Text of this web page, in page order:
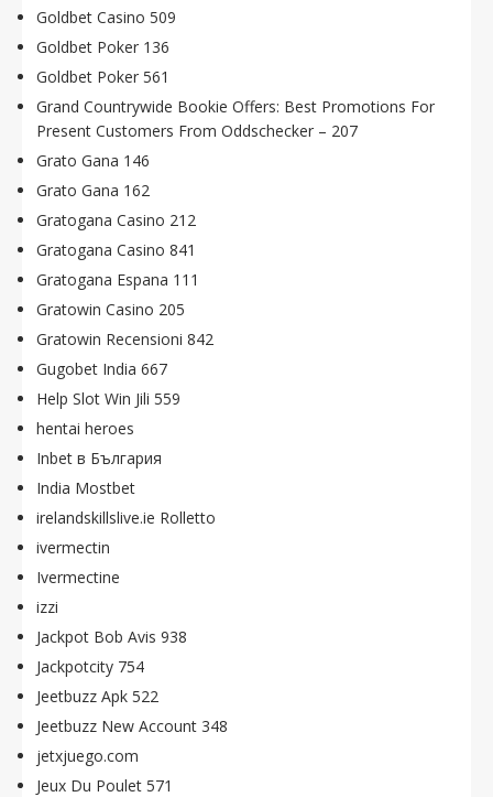
Goldbet Casino 509
Goldbet Poker 136
Goldbet Poker 561
Grand Countrywide Bookie Offers: Best Promotions For
Present Customers From Oddschecker – 207
Grato Gana 146
Grato Gana 162
Gratogana Casino 212
Gratogana Casino 841
Gratogana Espana 111
Gratowin Casino 205
Gratowin Recensioni 842
Gugobet India 667
Help Slot Win Jili 559
hentai heroes
Inbet в България
India Mostbet
irelandskillslive.ie Rolletto
ivermectin
Ivermectine
izzi
Jackpot Bob Avis 938
Jackpotcity 754
Jeetbuzz Apk 522
Jeetbuzz New Account 348
jetxjuego.com
Jeux Du Poulet 571